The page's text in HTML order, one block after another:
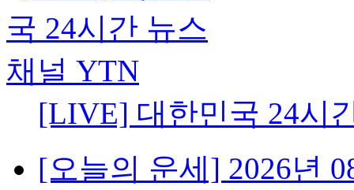
[LIVE] 대한민국 24시
[오늘의 운세] 2026년